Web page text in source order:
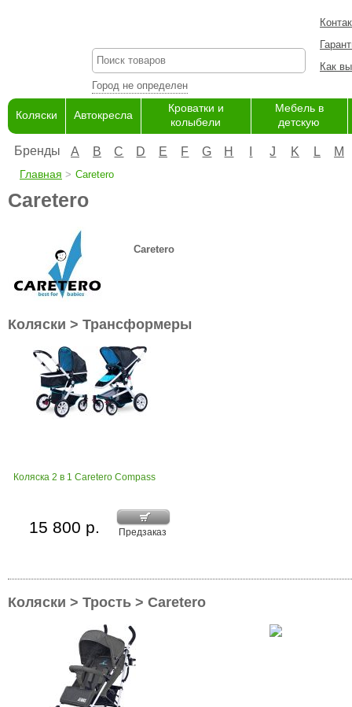
Город не определен
Как
Коляски Автокресла
Кроватки и
колыбели
Мебель в
детскую
Бренды A B C D E F G H J K L M
Главная Caretero
Caretero
Сaretero
Коляски > Трансформеры
Коляска 2 в 1 Caretero Compass
Предзаказ
15 800 р.
Коляски > Трость > Caretero